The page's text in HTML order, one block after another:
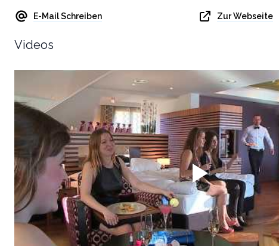
E-Mail Schreiben Zur Webseite
Videos